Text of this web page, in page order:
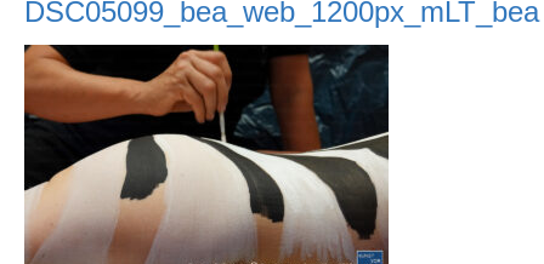
DSC05099_bea_web_1200px_mLT_bea